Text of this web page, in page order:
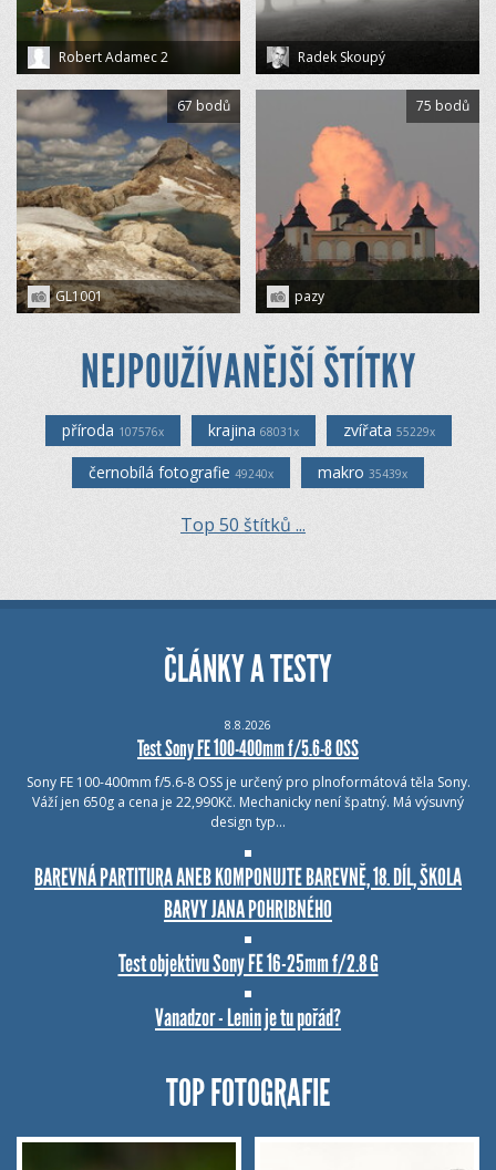
Robert Adamec 2 Radek Skoupý
GL1001
67 bodů
pazy
75 bodů
NEJPOUŽÍVANĚJŠÍ ŠTÍTKY
příroda 107576x krajina 68031x zvířata 55229x
černobílá fotografie 49240x makro 35439x
Top 50 štítků ...
ČLÁNKY A TESTY
8.8.2026
Test Sony FE 100-400mm f/5.6-8 OSS
Sony FE 100-400mm f/5.6-8 OSS je určený pro plnoformátová těla Sony.
Váží jen 650g a cena je 22,990Kč. Mechanicky není špatný. Má výsuvný
design typ…
BAREVNÁ PARTITURA ANEB KOMPONUJTE BAREVNĚ, 18. DÍL, ŠKOLA
BARVY JANA POHRIBNÉHO
Test objektivu Sony FE 16-25mm f/2.8 G
Vanadzor - Lenin je tu pořád?
TOP FOTOGRAFIE